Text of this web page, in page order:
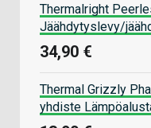
Thermalright
Jäähdytyslevy/
34,90 €
Thermal Grizzly
yhdiste